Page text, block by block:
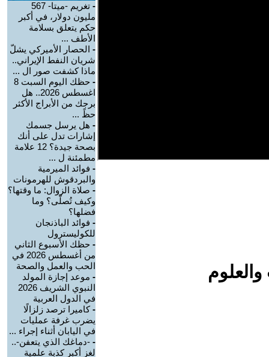
-
تغريم -ميتا- 567
مليون دولار، في أكبر
حكم يتعلق بسلامة
الأطف ...
- الحصار الأميركي يشلّ
شريان النفط الإيراني..
ماذا كشفت صور ال ...
-
حظك اليوم السبت 8
اغسطس 2026.. هل
برجك من الأبراج الأكثر
حظً ...
- هل يرسل جسمك
إشارات تدل على أنك
بصحة جيدة؟ 12 علامة
مطمئنة ل ...
- فوائد الميرمية
والبردقوش للهرمونات
- صلاة الزوال: ما وقتها؟
وكيف تُصلّى؟ وما
فضلها؟
- فوائد الباذنجان
للكوليسترول
- حظك الأسبوع الثاني
من أغسطس 2026 في
الحب والعمل والصحة
- موعد إجازة المولد
النبوي الشريف 2026
في الدول العربية
-كاميرا ترصد زلزالًا
يضرب غرفة عمليات
في اليابان أثناء إجراء ...
- -دماغك الذي يتعفن-..
لغز أكبر كذبة علمية